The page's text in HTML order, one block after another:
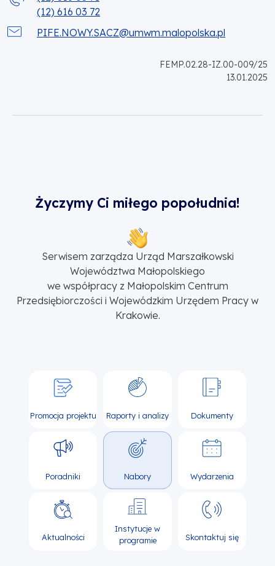
(12) 616 03 72
PIFE.NOWY.SACZ@umwm.malopolska.pl
FEMP.02.28-IZ.00-009/25
13.01.2025
Życzymy Ci miłego popołudnia!
Serwisem zarządza Urząd Marszałkowski
Województwa Małopolskiego
we współpracy z Małopolskim Centrum
Przedsiębiorczości i Wojewódzkim Urzędem Pracy w
Krakowie.
Promocja projektu Raporty i analizy Dokumenty
Poradniki Nabory Wydarzenia
Aktualności
Instytucje w
programie
Skontaktuj się